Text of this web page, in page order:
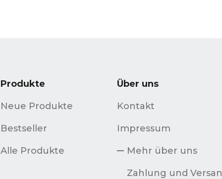
Produkte
Neue Produkte
Bestseller
Alle Produkte
Über uns
Kontakt
Impressum
Mehr über uns
Zahlung und